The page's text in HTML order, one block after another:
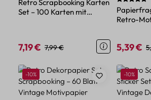
Retro Scrapbooking Karten
Set – 100 Karten mit
Verkaufspreis:
7,19 € Regulärer Preis:
7,99 €
Retro-
5,39 €
Rabatt
-10% Rabatt
-10%